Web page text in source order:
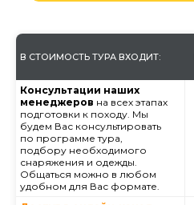
В СТОИМОСТЬ ТУРА ВХОДИТ:
Консультации наших
менеджеров на всех этапах
подготовки к походу. Мы
будем Вас консультировать
по программе тура,
подбору необходимого
снаряжения и одежды.
Общаться можно в любом
удобном для Вас формате.